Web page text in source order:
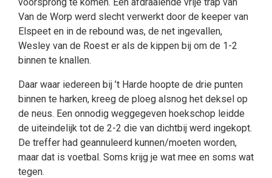
Van de Worp werd slecht verwerkt door de keeper van
Elspeet en in de rebound was, de net ingevallen,
Wesley van de Roest er als de kippen bij om de 1-2
binnen te knallen.
Daar waar iedereen bij ’t Harde hoopte de drie punten
binnen te harken, kreeg de ploeg alsnog het deksel op
de neus. Een onnodig weggegeven hoekschop leidde
de uiteindelijk tot de 2-2 die van dichtbij werd ingekopt.
De treffer had geannuleerd kunnen/moeten worden,
maar dat is voetbal. Soms krijg je wat mee en soms wat
tegen.